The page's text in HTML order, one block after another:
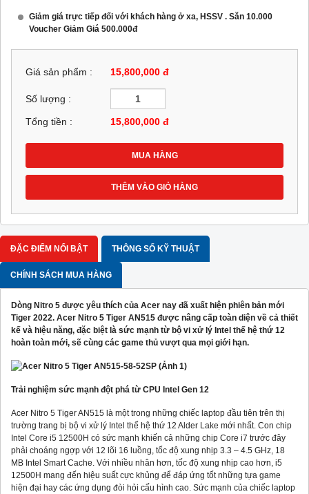
Giảm giá trực tiếp đối với khách hàng ở xa, HSSV . Săn 10.000
Voucher Giảm Giá 500.000đ
Giá sản phẩm : 15,800,000 đ
Số lượng :
Tổng tiền : 15,800,000 đ
MUA HÀNG
THÊM VÀO GIỎ HÀNG
ĐẶC ĐIỂM NỔI BẬT THÔNG SỐ KỸ THUẬT
CHÍNH SÁCH MUA HÀNG
Dòng Nitro 5 được yêu thích của Acer nay đã xuất hiện phiên bản mới
Tiger 2022. Acer Nitro 5 Tiger AN515 được nâng cấp toàn diện về cả thiết
kế và hiệu năng, đặc biệt là sức mạnh từ bộ vi xử lý Intel thế hệ thứ 12
hoàn toàn mới, sẽ cùng các game thủ vượt qua mọi giới hạn.
Trải nghiệm sức mạnh đột phá từ CPU Intel Gen 12
Acer Nitro 5 Tiger AN515 là một trong những chiếc laptop đầu tiên trên thị
trường trang bị bộ vi xử lý Intel thế hệ thứ 12 Alder Lake mới nhất. Con chip
Intel Core i5 12500H có sức mạnh khiến cả những chip Core i7 trước đây
phải choáng ngợp với 12 lõi 16 luồng, tốc độ xung nhịp 3.3 – 4.5 GHz, 18
MB Intel Smart Cache. Với nhiều nhân hơn, tốc độ xung nhịp cao hơn, i5
12500H mang đến hiệu suất cực khủng để đáp ứng tốt những tựa game
hiện đại hay các ứng dụng đòi hỏi cấu hình cao. Sức mạnh của chiếc laptop